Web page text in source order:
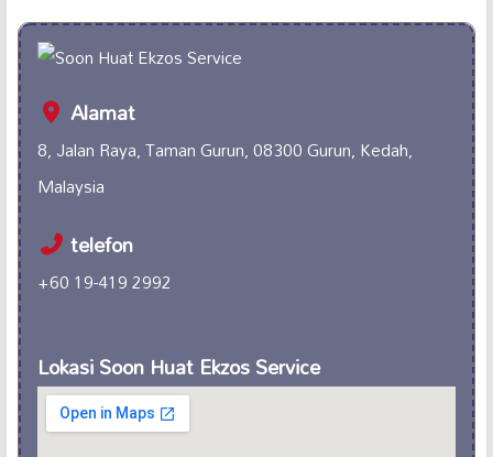
Alamat
8, Jalan Raya, Taman Gurun, 08300 Gurun, Kedah,
Malaysia
telefon
+60 19-419 2992
Lokasi Soon Huat Ekzos Service